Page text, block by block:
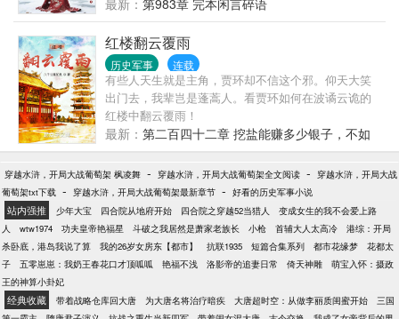
一道一瘸一拐的身影走向巍峨皇城；大红蟒袍在风中
摆动，猎猎响声与风声交织在一起；白茫茫天地间那
一抹红，在夕阳的衬托下，显的那么孤独.......
最新： 第983章 完本闲言碎语
红楼翻云覆雨
历史军事 连载
有些人天生就是主角，贾环却不信这个邪。仰天大笑
出门去，我辈岂是蓬蒿人。看贾环如何在波谲云诡的
红楼中翻云覆雨！
最新： 第二百四十二章 挖盐能赚多少银子，不如
直接挖银子
穿越水浒，开局大战葡萄架 枫凌舞 - 穿越水浒，开局大战葡萄架全文阅读 -
穿越水浒，开局大战
葡萄架txt下载 - 穿越水浒，开局大战葡萄架最新章节 - 好看的历史军事小说
站内强推 少年大宝 四合院从地府开始 四合院之穿越52当猎人
变成女生的我不会爱上路
人
wtw1974 功夫皇帝艳福星 斗破之我居然是萧家老族长 小枪 首辅大人太高冷
港综：开局
杀卧底，港岛我说了算
我的26岁女房东【都市】 抗联1935 短篇合集系列 都市花缘梦
花都太
子
五零崽崽：我奶王春花口才顶呱呱 艳福不浅 洛影帝的追妻日常 倚天神雕
萌宝入怀：摄政
王的神算小卦妃
经典收藏 带着战略仓库回大唐 为大唐名将治疗暗疾 大唐超时空：从做李丽质闺蜜开始
三国